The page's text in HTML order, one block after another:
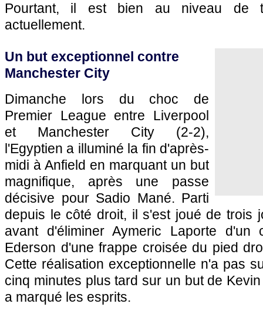
Pourtant, il est bien au niveau de
actuellement.
Un but exceptionnel contre
Manchester City
Dimanche lors du choc de
Premier League entre Liverpool
et Manchester City (2-2),
l'Egyptien a illuminé la fin d'après-
midi à Anfield en marquant un but
magnifique, après une passe
décisive pour Sadio Mané. Parti
depuis le côté droit, il s'est joué de trois
avant d'éliminer Aymeric Laporte d'un
Ederson d'une frappe croisée du pied
Cette réalisation exceptionnelle n'a pas
cinq minutes plus tard sur un but de
a marqué les esprits.